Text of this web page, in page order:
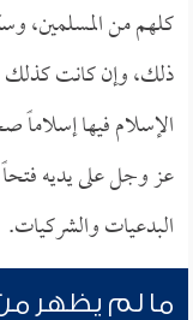
ذلك، وإن كانت
الإسلام فيها إسلاماً
عز وجل على يديه فتحاً
البدعيات والشركيات.
ما لم يظهر